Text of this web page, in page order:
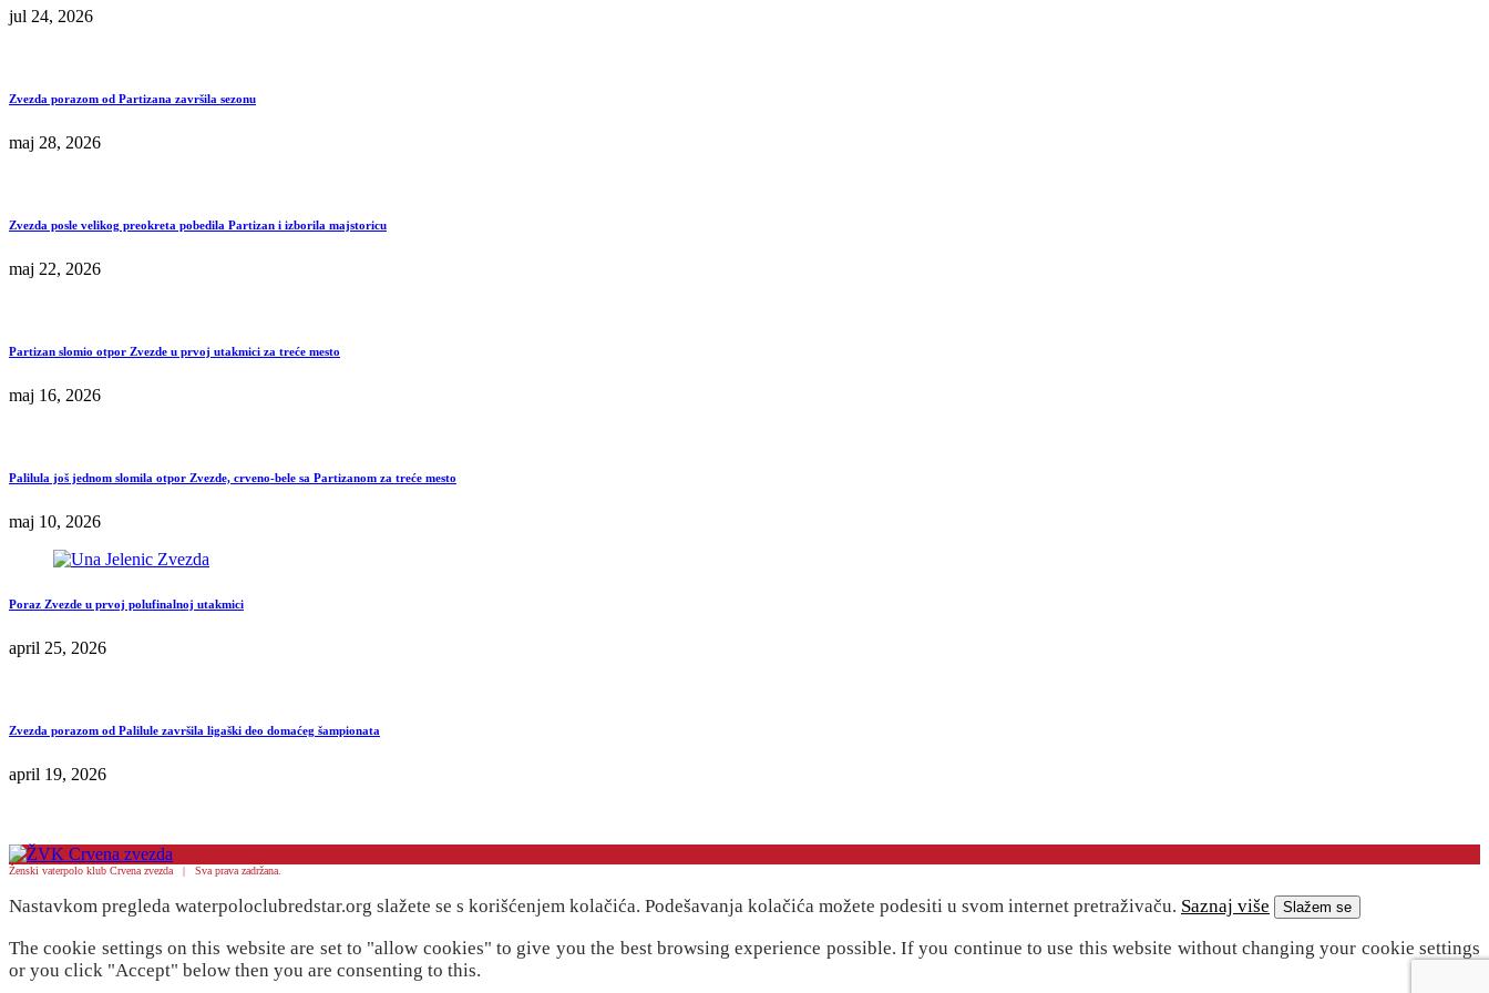
jul 24, 2026
Zvezda porazom od Partizana završila sezonu
maj 28, 2026
Zvezda posle velikog preokreta pobedila Partizan i izborila majstoricu
maj 22, 2026
Partizan slomio otpor Zvezde u prvoj utakmici za treće mesto
maj 16, 2026
Palilula još jednom slomila otpor Zvezde, crveno-bele sa Partizanom za treće mesto
maj 10, 2026
Poraz Zvezde u prvoj polufinalnoj utakmici
april 25, 2026
Zvezda porazom od Palilule završila ligaški deo domaćeg šampionata
april 19, 2026
Ženski vaterpolo klub Crvena zvezda | Sva prava zadržana.
Nastavkom pregleda waterpoloclubredstar.org slažete se s korišćenjem kolačića. Podešavanja kolačića možete podesiti u svom internet pretraživaču. Saznaj više Slažem se
The cookie settings on this website are set to "allow cookies" to give you the best browsing experience possible. If you continue to use this website without changing your cookie settings
or you click "Accept" below then you are consenting to this.